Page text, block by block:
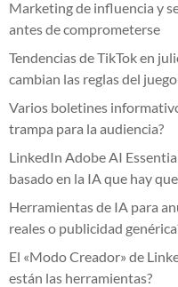
Marketing de influencia y
antes de comprometerse
Tendencias de TikTok en
cambian las reglas del juego
Varios boletines
trampa para la audiencia?
LinkedIn Adobe AI
basado en la IA que hay
Herramientas de IA para
reales o publicidad
El «Modo Creador» de
están las herramientas?